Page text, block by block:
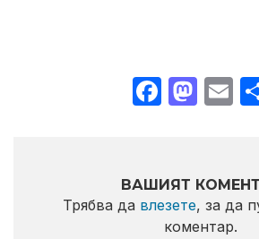
ВАШИЯТ
Трябва да влезете, за да
коментар.